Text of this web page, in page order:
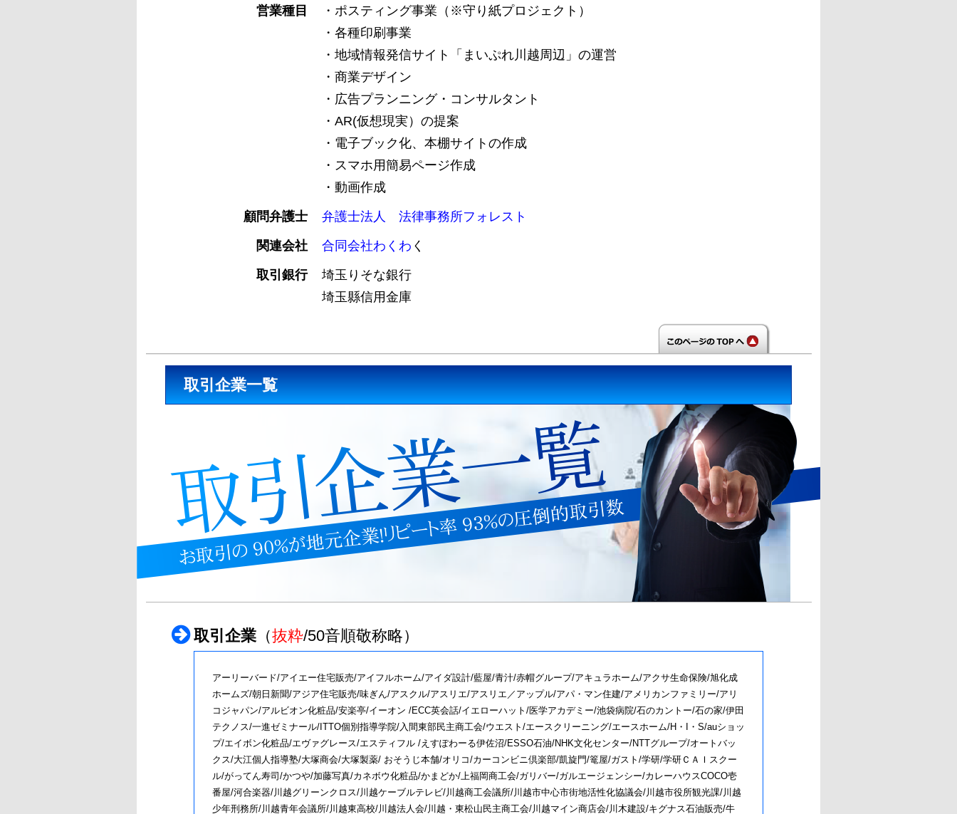
営業種目
・ポスティング事業（※守り紙プロジェクト）
・各種印刷事業
・地域情報発信サイト「まいぷれ川越周辺」の運営
・商業デザイン
・広告プランニング・コンサルタント
・AR(仮想現実）の提案
・電子ブック化、本棚サイトの作成
・スマホ用簡易ページ作成
・動画作成
顧問弁護士 弁護士法人 法律事務所フォレスト
関連会社 合同会社わくわ く
取引銀行
埼玉りそな銀行
埼玉縣信用金庫
取引企業一覧
取引企業 （抜粋/50音順敬称略）
アーリーバード/アイエー住宅販売/アイフルホーム/アイダ設計/藍屋/青汁/赤帽グループ/アキュラホーム/アクサ生命保険/旭化成
ホームズ/朝日新聞/アジア住宅販売/味ぎん/アスクル/アスリエ/アスリエ／アップル/アパ・マン住建/アメリカンファミリー/アリ
コジャパン/アルビオン化粧品/安楽亭/イーオン /ECC英会話/イエローハット/医学アカデミー/池袋病院/石のカントー/石の家/伊田
テクノス/一進ゼミナール/ITTO個別指導学院/入間東部民主商工会/ウエスト/エースクリーニング/エースホーム/H・I・S/auショッ
プ/エイボン化粧品/エヴァグレース/エスティフル /えすぽわーる伊佐沼/ESSO石油/NHK文化センター/NTTグループ/オートバッ
クス/大江個人指導塾/大塚商会/大塚製薬/ おそうじ本舗/オリコ/カーコンビニ倶楽部/凱旋門/篭屋/ガスト/学研/学研ＣＡＩスクー
ル/がってん寿司/かつや/加藤写真/カネボウ化粧品/かまどか/上福岡商工会/ガリバー/ガルエージェンシー/カレーハウスCOCO壱
番屋/河合楽器/川越グリーンクロス/川越ケーブルテレビ/川越商工会議所/川越市中心市街地活性化協議会/川越市役所観光課/川越
少年刑務所/川越青年会議所/川越東高校/川越法人会/川越・東松山民主商工会/川越マイン商店会/川木建設/キグナス石油販売/牛